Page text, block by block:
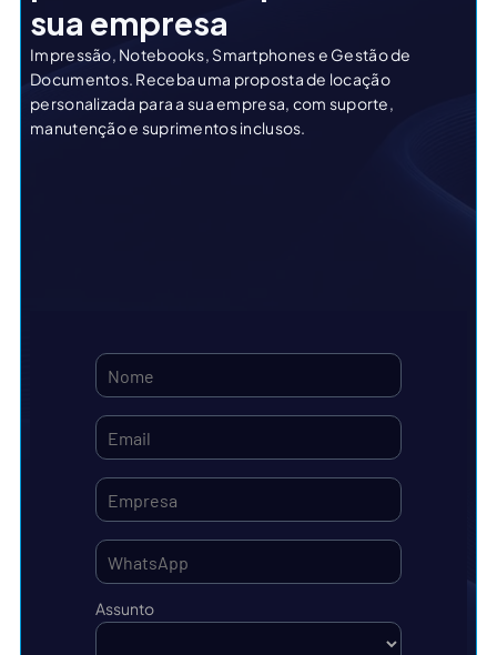
sua empresa
Impressão, Notebooks, Smartphones e Gestão de
Documentos. Receba uma proposta de locação
personalizada para a sua empresa, com suporte,
manutenção e suprimentos inclusos.
Assunto